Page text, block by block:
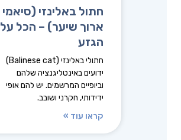
חתול באלינזי (סיאמי
ארוך שיער) – הכל על
הגזע
חתולי באלינזי (Balinese cat)
ידועים באינטליגנציה שלהם
וביופיים המרשמים. יש להם אופי
ידידותי, חקרני ושובב.
קראו עוד »